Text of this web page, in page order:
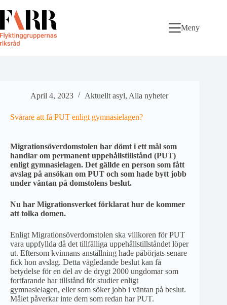
to
content
Meny
April 4, 2023 Aktuellt asyl, Alla nyheter
Svårare att få PUT enligt gymnasielagen?
Migrationsöverdomstolen har dömt i ett mål som
handlar om permanent uppehållstillstånd (PUT)
enligt gymnasielagen. Det gällde en person som fått
avslag på ansökan om PUT och som hade bytt jobb
under väntan på domstolens beslut.
Nu har Migrationsverket förklarat hur de kommer
att tolka domen.
Enligt Migrationsöverdomstolen ska villkoren för PUT
vara uppfyllda då det tillfälliga uppehållstillståndet löper
ut. Eftersom kvinnans anställning hade påbörjats senare
fick hon avslag. Detta vägledande beslut kan få
betydelse för en del av de drygt 2000 ungdomar som
fortfarande har tillstånd för studier enligt
gymnasielagen, eller som söker jobb i väntan på beslut.
Målet påverkar inte dem som redan har PUT.